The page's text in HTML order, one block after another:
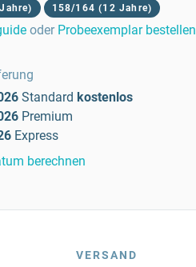
158/164 (12 Jahre)
oder Probeexemplar bestellen
Standard kostenlos
Premium
Express
berechnen
VERSAND